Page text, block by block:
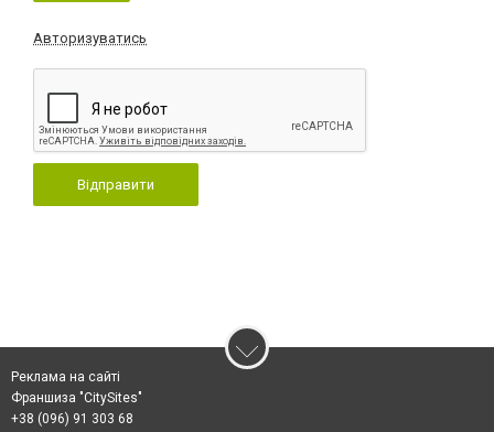
Авторизуватись
Відправити
Реклама на сайті
Франшиза "CitySites"
+38 (096) 91 303 68